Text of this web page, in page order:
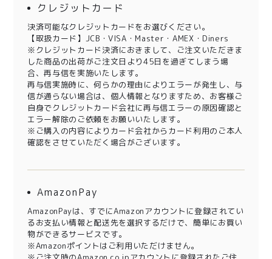
クレジットカード
決済可能なクレジットカードをお選びください。
【取扱カード】JCB・VISA・Master・AMEX・Diners
※クレジットカード決済におきまして、ご注文いただきま
した商品の出荷がご注文日より45日を過ぎてしまう場
合、再与信を実施いたします。
再与信実施時に、何らかの理由によりエラーが発生し、与
信が通らない場合は、個人情報となりますため、お客様ご
自身でクレジットカード会社に再与信エラーの原因確認と
エラー解除のご依頼をお願いいたします。
※ご購入の内容によりカード会社からカード利用のご本人
確認をさせていただく場合がございます。
AmazonPay
AmazonPayは、すでにAmazonアカウントに登録されてい
るお支払い情報と配送先を選択するだけで、簡単にお買い
物ができるサービスです。
※Amazonポイントはご利用いただけません。